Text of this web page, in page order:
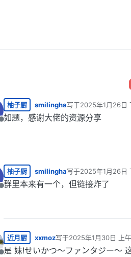
离线
柚子厨 smilingha写于2025年1月26日
最后由 编辑
如题，感谢大佬的资源分享
离线
柚子厨 smilingha写于2025年1月26日
最后由 编辑
群里本来有一个，但链接炸了
近月厨 xxmoz写于2025年1月30日 上
最后由 编辑
是 妹!せいかつ～ファンタジー～